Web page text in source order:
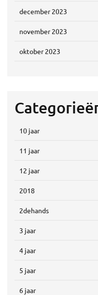
december 2023
november 2023
oktober 2023
10 jaar
11 jaar
12 jaar
2018
2dehands
3 jaar
4 jaar
5 jaar
6 jaar